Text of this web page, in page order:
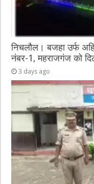
निचलौल। बजहा उर्फ
नंबर-1, महराजगंज को
3 days ago